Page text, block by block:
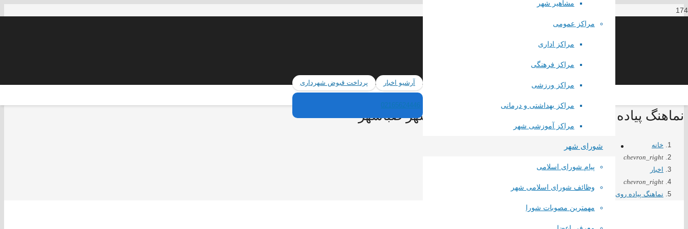
مشاهیر شهر
مراکز عمومی
مراکز اداری
مراکز فرهنگی
مراکز ورزشی
مراکز بهداشتی و درمانی
مراکز آموزشی شهر
شورای شهر
پیام شورای اسلامی
وظائف شورای اسلامی شهر
مهمترین مصوبات شورا
آرشیو اخبار پرداخت قبوض شهرداری
02165624446
نماهنگ پیاده روی جاماندگان اربعین حسینی در شهر صباشهر
خانه
chevron_right
اخبار
chevron_right
نماهنگ پیاده روی جاماندگان اربعین حسینی در شهر صباشهر
لینک های مستقیم